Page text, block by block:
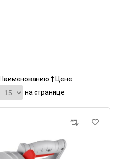
Наименованию
Цене
на странице